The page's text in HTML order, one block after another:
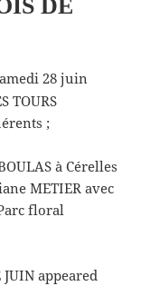
DE
28 juin
TOURS
;
à Cérelles
METIER avec
floral
JUIN appeared